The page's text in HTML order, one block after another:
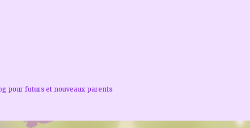
pour futurs et nouveaux parents